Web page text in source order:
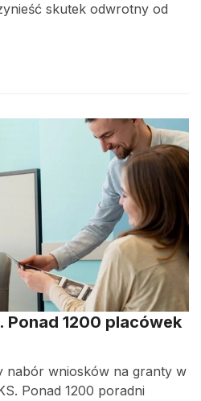
skutek odwrotny od
Ponad 1200 placówek
nabór wniosków na granty w
Ponad 1200 poradni